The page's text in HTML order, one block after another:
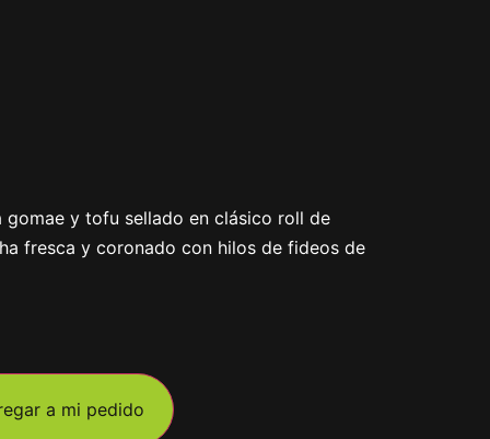
gomae y tofu sellado en clásico roll de
fresca y coronado con hilos de fideos de
a mi pedido